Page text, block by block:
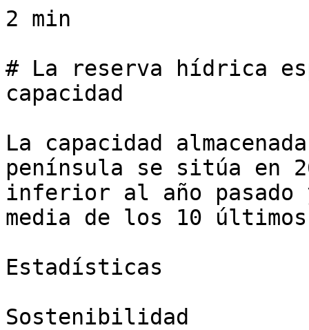
2 min
# La reserva hídrica
capacidad
La capacidad
península se sitúa en
inferior al año pasado
media de los 10
Estadísticas
Sostenibilidad